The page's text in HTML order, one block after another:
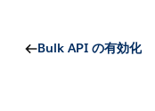
Bulk API の有効化